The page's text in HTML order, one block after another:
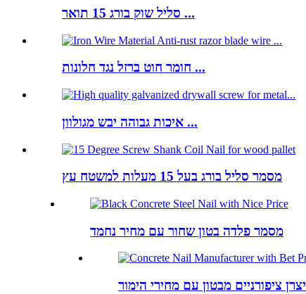
סליל שוק בורג 15 תואר ...
חומר חוט ברזל נגד חלונות ...
איכות גבוהה יבש מגולוון ...
מסמר סליל בורג בעל 15 מעלות למשטח עץ
מסמר פלדה בטון שחור עם מחיר נחמד
יצרן ציפורניים מבטון עם מחירי הימור